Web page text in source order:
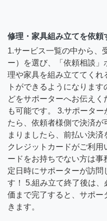
修理・家具組み立てを依頼
1.サービス一覧の中から、
ー）を選び、「依頼相談」
理や家具を組み立ててくれ
トができるようになりま
どをサポーターへお伝え
も可能です。 3.サポータ
たら、依頼者様側で決済
まりましたら、前払い決済
クレジットカードがご利
ードをお持ちでない方は事
定日時にサポーターが訪問
す！ 5.組み立て終了後は
価まで完了すると、サポ
きます。